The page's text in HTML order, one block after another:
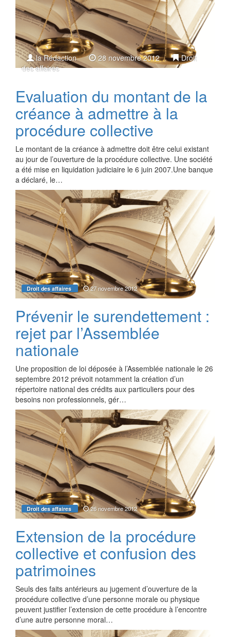
la Rédaction 28 novembre 2012
Droit
des affaires
Evaluation du montant de la
créance à admettre à la
procédure collective
Le montant de la créance à admettre doit être celui existant
au jour de l’ouverture de la procédure collective. Une société
a été mise en liquidation judiciaire le 6 juin 2007.Une banque
a déclaré, le…
Droit des affaires 27 novembre 2012
Prévenir le surendettement :
rejet par l’Assemblée
nationale
Une proposition de loi déposée à l’Assemblée nationale le 26
septembre 2012 prévoit notamment la création d’un
répertoire national des crédits aux particuliers pour des
besoins non professionnels, gér…
Droit des affaires 26 novembre 2012
Extension de la procédure
collective et confusion des
patrimoines
Seuls des faits antérieurs au jugement d’ouverture de la
procédure collective d’une personne morale ou physique
peuvent justifier l’extension de cette procédure à l’encontre
d’une autre personne moral…